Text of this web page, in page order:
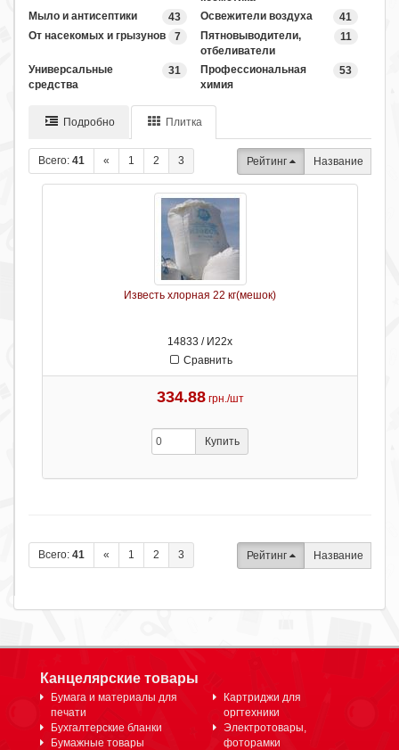
43
Мыло и антисептики 41
Освежители воздуха
7
От насекомых и грызунов 11
Пятновыводители,
отбеливатели
31
Универсальные
средства
53
Профессиональная
химия
Подробно Плитка
Всего: 41 « 1 2 3 Рейтинг Название
Известь хлорная 22 кг(мешок)
14833 / И22х
Сравнить
334.88 грн./шт
Купить
Всего: 41 « 1 2 3 Рейтинг Название
Канцелярские товары
Бумага и материалы для
печати
Бухгалтерские бланки
Бумажные товары
Картриджи для
оргтехники
Электротовары,
фоторамки